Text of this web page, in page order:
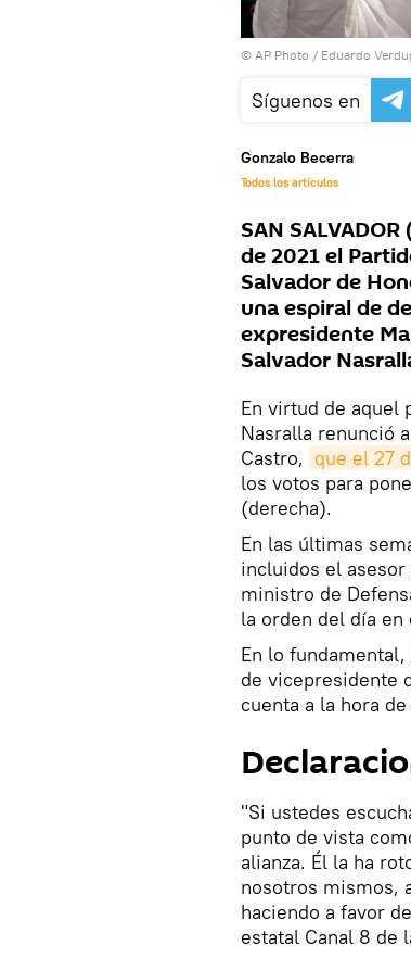
© AP Photo / Eduardo
Síguenos en
Gonzalo Becerra
Todos los artículos
SAN
de 2021 el
Salvador de
una espiral de
expresidente
Salvador
En virtud de aquel
Nasralla renunció
Castro, que el 27
los votos para
(derecha).
En las últimas
incluidos el
ministro de
la orden del día
En lo
de vicepresidente
cuenta a la hora
"Si ustedes
punto de vista
alianza. Él la ha
nosotros mismos,
haciendo a favor
estatal Canal 8 de